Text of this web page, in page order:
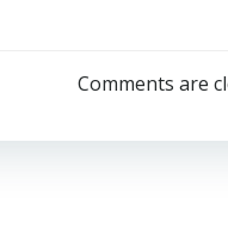
Comments are